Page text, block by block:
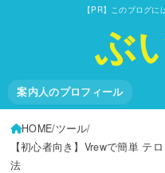
【PR】このブログに
ぶ
案内人のプロフィール
HOME ツール
【初心者向き】Vrewで簡単 テ
法